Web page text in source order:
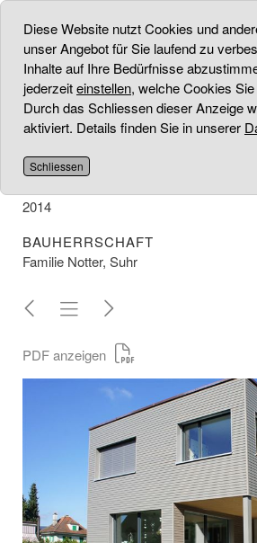
ERGÄNZUNGSBAU
PROJEKT
2014
BAUHERRSCHAFT
Familie Notter, Suhr
PDF anzeigen
Diese Website nutzt Cookies und
unser Angebot für Sie laufend zu
Inhalte auf Ihre Bedürfnisse
jederzeiteinstellen, welche Cookies
Durch das Schliessen dieser Anzeige
aktiviert. Details finden Sie in unserer
Schliessen